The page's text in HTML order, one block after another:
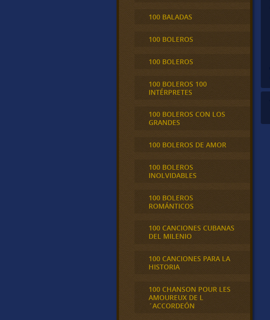
100 BALADAS
100 BOLEROS
100 BOLEROS
100 BOLEROS 100
INTÉRPRETES
100 BOLEROS CON LOS
GRANDES
100 BOLEROS DE AMOR
100 BOLEROS
INOLVIDABLES
100 BOLEROS
ROMÁNTICOS
100 CANCIONES CUBANAS
DEL MILENIO
100 CANCIONES PARA LA
HISTORIA
100 CHANSON POUR LES
AMOUREUX DE L
´ACCORDEÓN